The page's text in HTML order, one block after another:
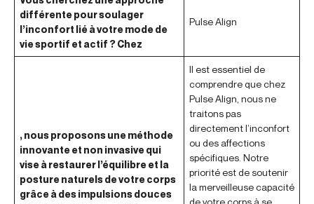
différente pour soulager
l’inconfort lié à votre mode de
vie sportif et actif ? Chez
Pulse Align
, nous proposons une méthode
innovante et non invasive qui
vise à restaurer l’équilibre et la
posture naturels de votre corps
grâce à des impulsions douces
Il est essentiel de
comprendre que chez
Pulse Align, nous ne
traitons pas
directement l’inconfort
ou des affections
spécifiques. Notre
priorité est de soutenir
la merveilleuse capacité